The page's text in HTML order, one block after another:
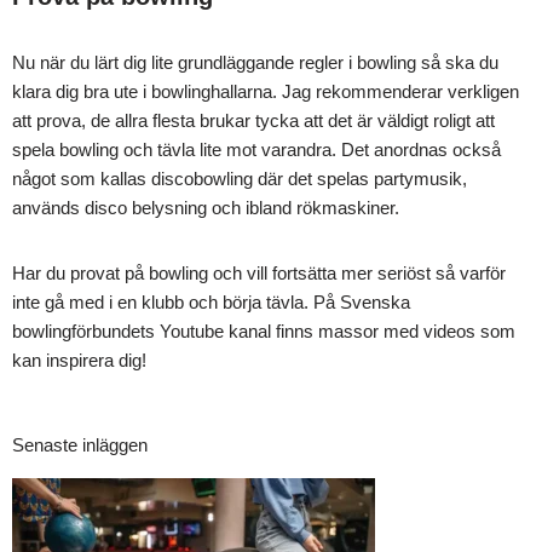
Nu när du lärt dig lite grundläggande regler i bowling så ska du
klara dig bra ute i bowlinghallarna. Jag rekommenderar verkligen
att prova, de allra flesta brukar tycka att det är väldigt roligt att
spela bowling och tävla lite mot varandra. Det anordnas också
något som kallas discobowling där det spelas partymusik,
används disco belysning och ibland rökmaskiner.
Har du provat på bowling och vill fortsätta mer seriöst så varför
inte gå med i en klubb och börja tävla. På Svenska
bowlingförbundets Youtube kanal finns massor med videos som
kan inspirera dig!
Senaste inläggen